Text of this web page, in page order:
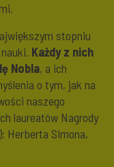
stopniu
Każdy z nich
Nobla, a ich
o tym, jak na
naszego
laureatów Nagrody
Herberta Simona,